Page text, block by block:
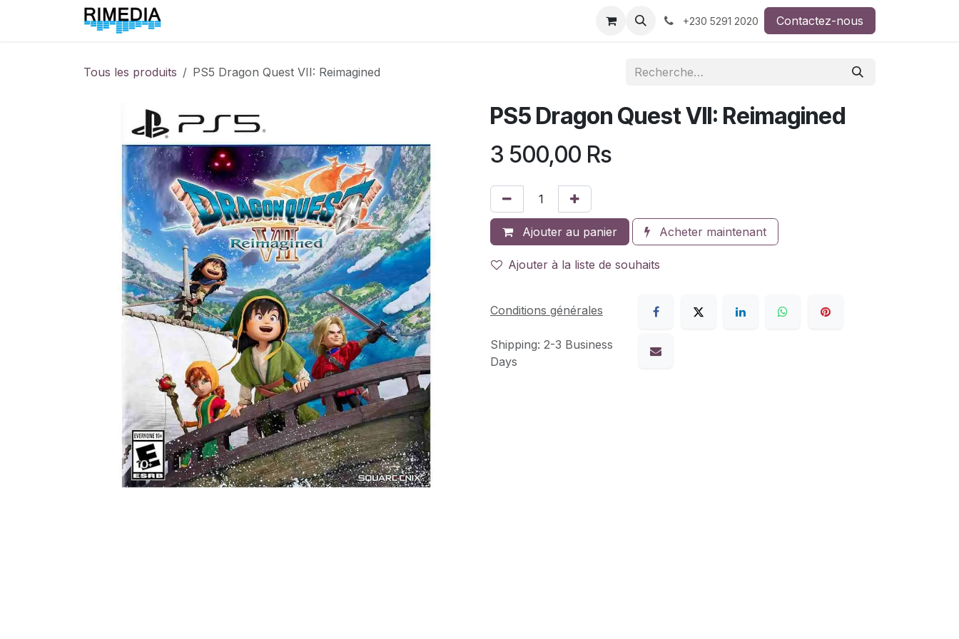
Se rendre au contenu
+230 5291 2020 Contactez-nous
Tous les produits PS5 Dragon Quest VII: Reimagined
PS5 Dragon Quest VII: Reimagined
3 500,00 Rs
Ajouter au panier Acheter maintenant
Ajouter à la liste de souhaits
Conditions générales
Shipping: 2-3 Business
Days